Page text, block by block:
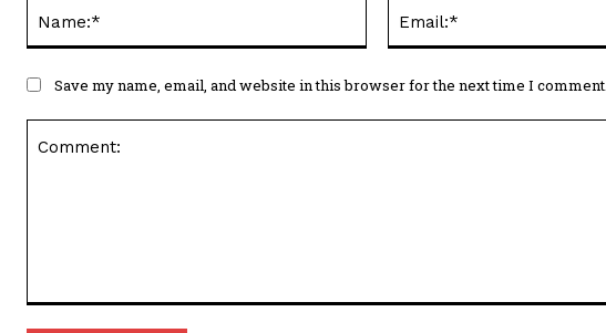
Save my name, email, and website in this browser for the next time I comment.